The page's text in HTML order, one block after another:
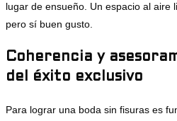
lugar de ensueño. Un espacio al aire
pero sí buen gusto.
Coherencia y
del éxito exclusivo
Para lograr una boda sin fisuras es